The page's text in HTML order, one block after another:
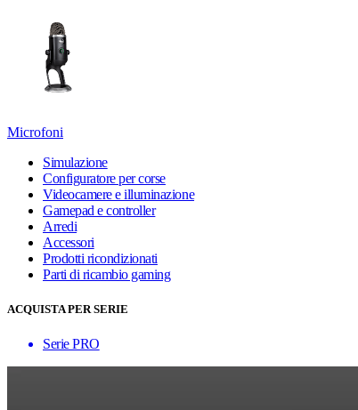
Microfoni
Simulazione
Configuratore per corse
Videocamere e illuminazione
Gamepad e controller
Arredi
Accessori
Prodotti ricondizionati
Parti di ricambio gaming
ACQUISTA PER SERIE
Serie PRO